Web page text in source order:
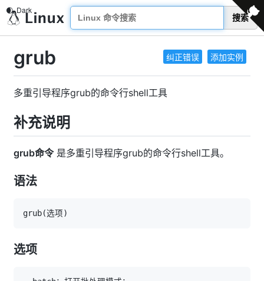
搜索
纠正错误 添加实例
grub
多重引导程序grub的命令行shell工具
补充说明
grub命令是多重引导程序grub的命令行shell工具。
语法
grub(选项)
选项